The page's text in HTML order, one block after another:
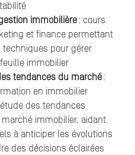
immobilière: cours
et finance permettant
pour gérer
immobilier
tendances du marché:
en immobilier
des tendances
immobilier, aidant
à anticiper les évolutions
des décisions éclairées